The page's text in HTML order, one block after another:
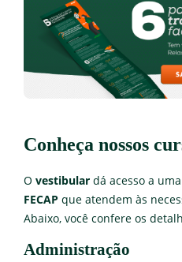
Conheça nossos
O vestibular dá acesso a
FECAP que atendem às
Abaixo, você confere os
Administração